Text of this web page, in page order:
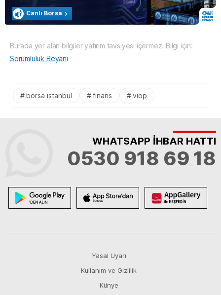
Canlı Borsa
Burada yer alan bilgiler yatırım tavsiyesi içermez. Bilgi için:
Sorumluluk Beyanı
borsa istanbul finans vıop
WHATSAPP İHBAR HATTI
0530 918 69 18
Yasal Uyarı
Kullanım ve Gizlilik
Künye